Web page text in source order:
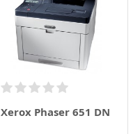
Xerox Phaser 651 DN